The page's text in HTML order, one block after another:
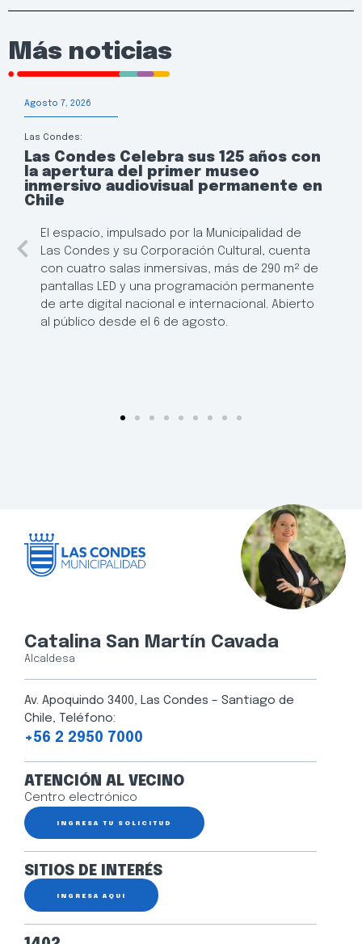
Más noticias
Agosto 7, 2026
Las Condes:
Las Condes Celebra sus 125 años con
la apertura del primer museo
inmersivo audiovisual permanente en
Chile
El espacio, impulsado por la Municipalidad de
Las Condes y su Corporación Cultural, cuenta
con cuatro salas inmersivas, más de 290 m² de
pantallas LED y una programación permanente
de arte digital nacional e internacional. Abierto
al público desde el 6 de agosto.
Catalina San Martín Cavada
Alcaldesa
Av. Apoquindo 3400, Las Condes – Santiago de
Chile, Teléfono:
+56 2 2950 7000
ATENCIÓN AL VECINO
Centro electrónico
INGRESA TU SOLICITUD
SITIOS DE INTERÉS
INGRESA AQUÍ